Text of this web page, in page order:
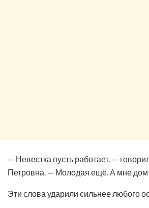
— Невестка пусть работает, —
Петровна. — Молодая ещё. А мне дом
Эти слова ударили сильнее любого